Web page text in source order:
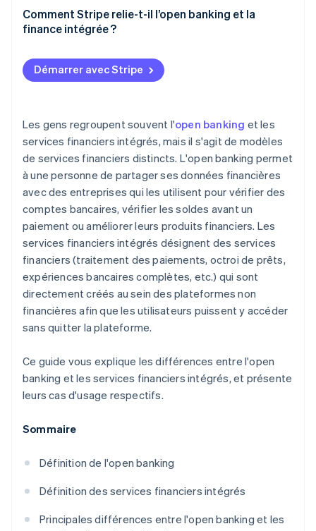
Découvrez comment Stripe construit l’infrastructure
Regarder la vidéo
Open banking
Services financiers intégrés
Comment Stripe relie-t-il l’open banking et la
finance intégrée ?
Paiements et virements via Stripe Connect
Services bancaires intégrés via Stripe Treasury
Démarrer avec Stripe
Les gens regroupent souvent l'open banking et les
services financiers intégrés, mais il s'agit de modèles
de services financiers distincts. L'open banking permet
à une personne de partager ses données financières
avec des entreprises qui les utilisent pour vérifier des
comptes bancaires, vérifier les soldes avant un
paiement ou améliorer leurs produits financiers. Les
services financiers intégrés désignent des services
financiers (traitement des paiements, octroi de prêts,
expériences bancaires complètes, etc.) qui sont
directement créés au sein des plateformes non
financières afin que les utilisateurs puissent y accéder
sans quitter la plateforme.
Ce guide vous explique les différences entre l'open
banking et les services financiers intégrés, et présente
leurs cas d'usage respectifs.
Sommaire
Définition de l'open banking
Définition des services financiers intégrés
Principales différences entre l'open banking et les